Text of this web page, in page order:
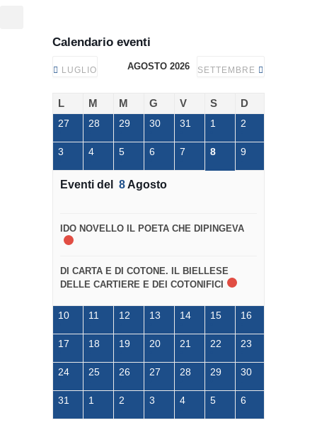
Calendario eventi
LUGLIO AGOSTO 2026 SETTEMBRE
L M M G V S D
27 28 29 30 31 1 2
3 4 5 6 7 8 9
Eventi del 8 Agosto
IDO NOVELLO IL POETA CHE DIPINGEVA
DI CARTA E DI COTONE. IL BIELLESE
DELLE CARTIERE E DEI COTONIFICI
10 11 12 13 14 15 16
17 18 19 20 21 22 23
24 25 26 27 28 29 30
31 1 2 3 4 5 6